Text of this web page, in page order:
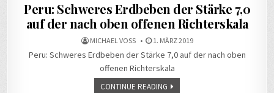
Peru: Schweres Erdbeben der Stärke 7,0
auf der nach oben offenen Richterskala
MICHAEL VOSS 1. MÄRZ 2019
Peru: Schweres Erdbeben der Stärke 7,0 auf der nach oben
offenen Richterskala
CONTINUE READING